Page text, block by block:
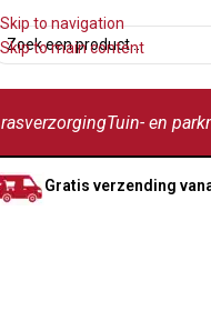
Skip to navigation
Skip to main content
Tuin- en
Gratis verzending